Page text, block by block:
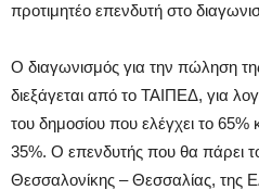
προτιμητέο επενδυτή στο
Ο διαγωνισμός για την πώληση
διεξάγεται από το ΤΑΙΠΕΔ, για
του δημοσίου που ελέγχει το
35%. Ο επενδυτής που θα πάρει
Θεσσαλονίκης – Θεσσαλίας, της